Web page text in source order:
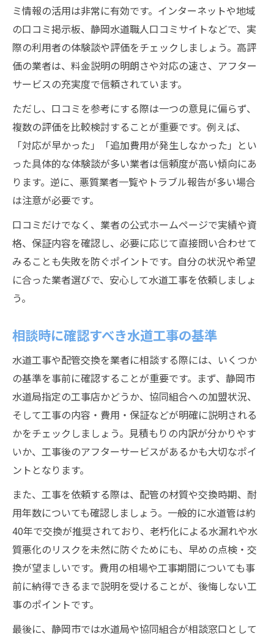
ミ情報の活用は非常に有効です。インターネットや地域
の口コミ掲示板、静岡水道職人口コミサイトなどで、実
際の利用者の体験談や評価をチェックしましょう。高評
価の業者は、料金説明の明朗さや対応の速さ、アフター
サービスの充実度で信頼されています。
ただし、口コミを参考にする際は一つの意見に偏らず、
複数の評価を比較検討することが重要です。例えば、
「対応が早かった」「追加費用が発生しなかった」とい
った具体的な体験談が多い業者は信頼度が高い傾向にあ
ります。逆に、悪質業者一覧やトラブル報告が多い場合
は注意が必要です。
口コミだけでなく、業者の公式ホームページで実績や資
格、保証内容を確認し、必要に応じて直接問い合わせて
みることも失敗を防ぐポイントです。自分の状況や希望
に合った業者選びで、安心して水道工事を依頼しましょ
う。
相談時に確認すべき水道工事の基準
水道工事や配管交換を業者に相談する際には、いくつか
の基準を事前に確認することが重要です。まず、静岡市
水道局指定の工事店かどうか、協同組合への加盟状況、
そして工事の内容・費用・保証などが明確に説明される
かをチェックしましょう。見積もりの内訳が分かりやす
いか、工事後のアフターサービスがあるかも大切なポイ
ントとなります。
また、工事を依頼する際は、配管の材質や交換時期、耐
用年数についても確認しましょう。一般的に水道管は約
40年で交換が推奨されており、老朽化による水漏れや水
質悪化のリスクを未然に防ぐためにも、早めの点検・交
換が望ましいです。費用の相場や工事期間についても事
前に納得できるまで説明を受けることが、後悔しない工
事のポイントです。
最後に、静岡市では水道局や協同組合が相談窓口として